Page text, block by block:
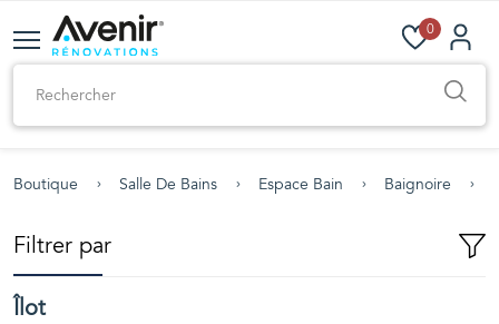
0
Boutique Salle De Bains Espace Bain Baignoire
Filtrer par
Îlot